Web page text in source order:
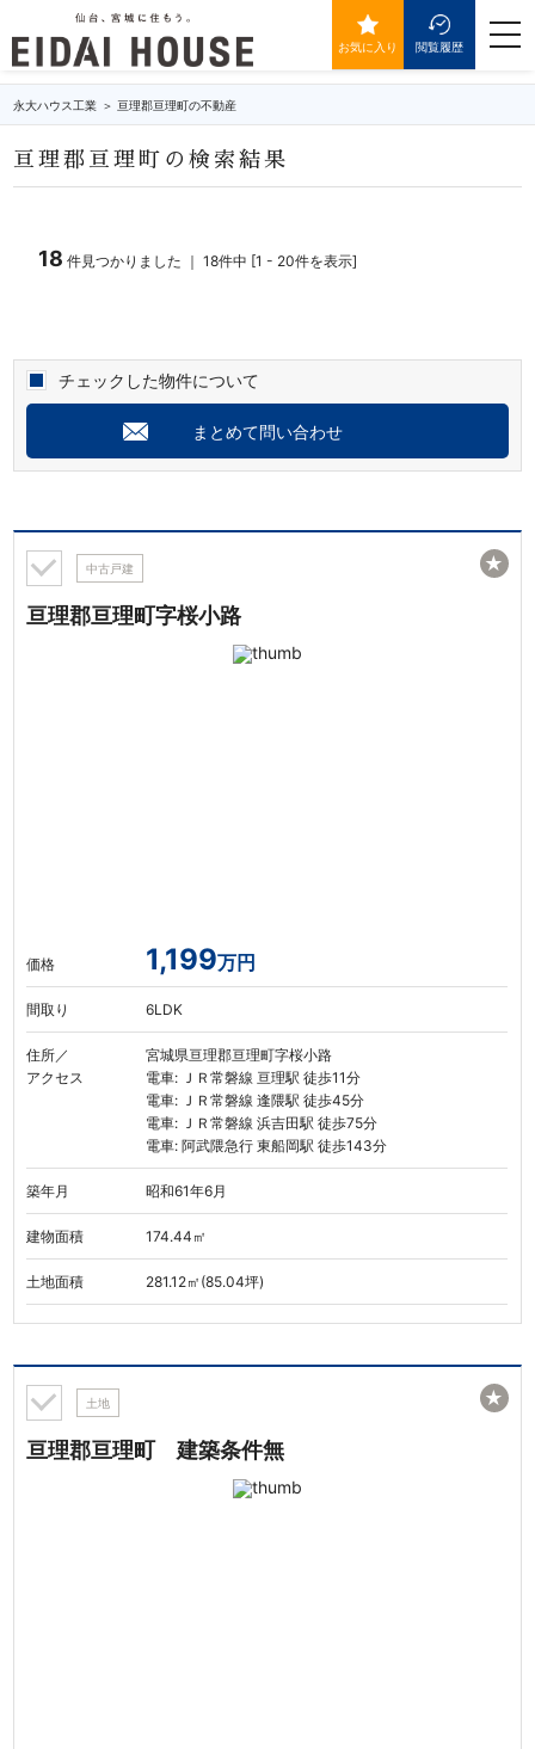
お気に入り 閲覧履歴
永大ハウス工業 亘理郡亘理町の不動産
亘理郡亘理町の検索結果
18 件見つかりました ｜ 18件中 [1 - 20件を表示]
チェックした物件について
まとめて問い合わせ
中古戸建
亘理郡亘理町字桜小路
価格 1,199万円
間取り 6LDK
住所／
アクセス
宮城県亘理郡亘理町字桜小路
電車: ＪＲ常磐線 亘理駅 徒歩11分
電車: ＪＲ常磐線 逢隈駅 徒歩45分
電車: ＪＲ常磐線 浜吉田駅 徒歩75分
電車: 阿武隈急行 東船岡駅 徒歩143分
築年月 昭和61年6月
建物面積 174.44㎡
土地面積 281.12㎡(85.04坪)
★
土地
亘理郡亘理町 建築条件無
★